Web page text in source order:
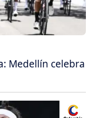
Medellín celebra